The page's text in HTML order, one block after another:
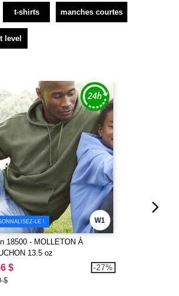
t-shirts manches courtes
level
W1
LE !
18500 - MOLLETON À
13.5 oz
$
$
-27%